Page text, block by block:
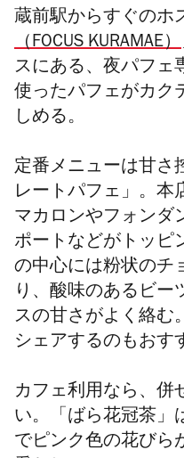
蔵前駅からすぐのホ
（FOCUS KURAMAE）
スにある、夜パフェ
使ったパフェがカク
しめる。
定番メニューは甘さ
レートパフェ」。本
マカロンやフォンダ
ポートなどがトッピ
の中心には粉状のチ
り、酸味のあるビー
スの甘さがよく絡む。
シェアするのもおす
カフェ利用なら、併
い。「ばら花冠茶」
でピンク色の花び